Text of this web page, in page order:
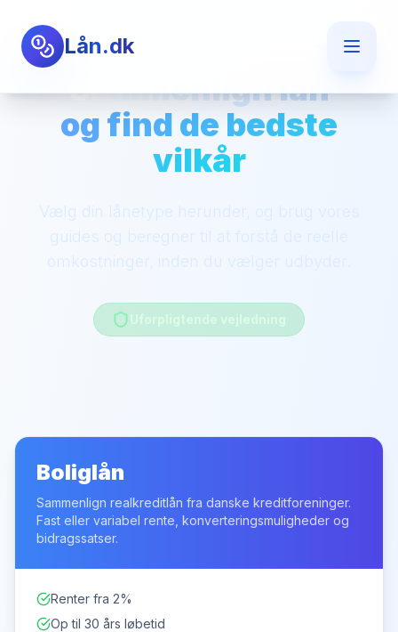
Lån.dk
Sammenlign lån
og find de bedste
vilkår
Vælg din lånetype herunder, og brug vores
guides og beregner til at forstå de reelle
omkostninger, inden du vælger udbyder.
Boliglån
Sammenlign realkreditlån fra danske kreditforeninger.
Fast eller variabel rente, konverteringsmuligheder og
bidragssatser.
Renter fra 2%
Op til 30 års løbetid